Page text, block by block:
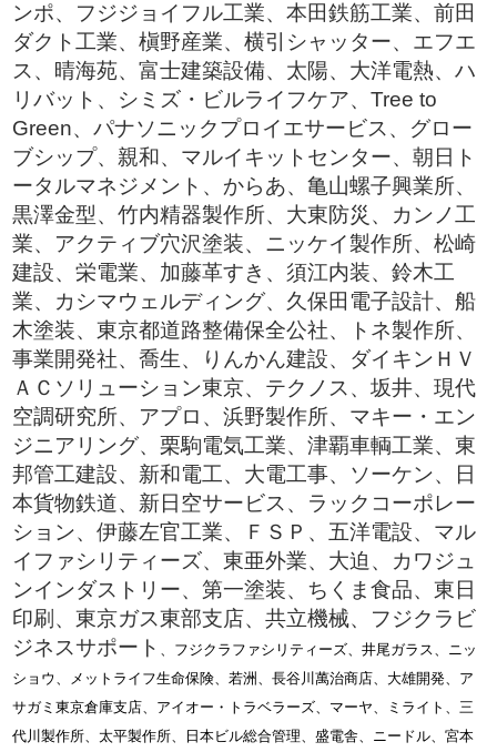
ンポ、フジジョイフル工業、本田鉄筋工業、前田
ダクト工業、槇野産業、横引シャッター、エフエ
ス、晴海苑、富士建築設備、太陽、大洋電熱、ハ
リバット、シミズ・ビルライフケア、Tree to
Green、パナソニックプロイエサービス、グロー
ブシップ、親和、マルイキットセンター、朝日ト
ータルマネジメント、からあ、亀山螺子興業所、
黒澤金型、竹内精器製作所、大東防災、カンノ工
業、アクティブ穴沢塗装、ニッケイ製作所、松崎
建設、栄電業、加藤革すき、須江内装、鈴木工
業、カシマウェルディング、久保田電子設計、船
木塗装、東京都道路整備保全公社、トネ製作所、
事業開発社、喬生、りんかん建設、ダイキンＨＶ
ＡＣソリューション東京、テクノス、坂井、現代
空調研究所、アプロ、浜野製作所、マキー・エン
ジニアリング、栗駒電気工業、津覇車輌工業、東
邦管工建設、新和電工、大電工事、ソーケン、日
本貨物鉄道、新日空サービス、ラックコーポレー
ション、伊藤左官工業、ＦＳＰ、五洋電設、マル
イファシリティーズ、東亜外業、大迫、カワジュ
ンインダストリー、第一塗装、ちくま食品、東日
印刷、東京ガス東部支店、共立機械、フジクラビ
ジネスサポート 、フジクラファシリティーズ、井尾ガラス、ニッ
ショウ、メットライフ生命保険、若洲、長谷川萬治商店、大雄開発、ア
サガミ東京倉庫支店、アイオー・トラベラーズ、マーヤ、ミライト、三
代川製作所、太平製作所、日本ビル総合管理、盛電舎、ニードル、宮本